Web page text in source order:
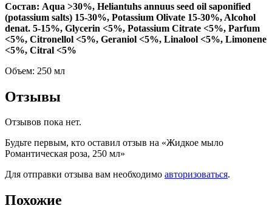
Состав: Aqua >30%, Heliantuhs annuus seed oil saponified
(potassium salts) 15-30%, Potassium Olivate 15-30%, Alcohol
denat. 5-15%, Glycerin <5%, Potassium Citrate <5%, Parfum
<5%, Citronellol <5%, Geraniol <5%, Linalool <5%, Limonene
<5%, Citral <5%
Объем: 250 мл
Отзывы
Отзывов пока нет.
Будьте первым, кто оставил отзыв на «Жидкое мыло
Романтическая роза, 250 мл»
Для отправки отзыва вам необходимо авторизоваться.
Похожие